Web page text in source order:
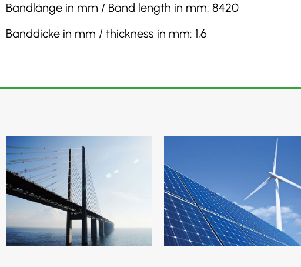
Bandlänge in mm / Band length in mm: 8420
Banddicke in mm / thickness in mm: 1,6